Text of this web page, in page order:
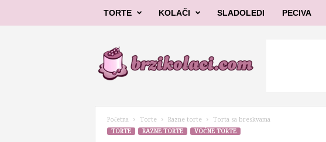
TORTE KOLAČI SLADOLEDI PECIVA
l
Početna Torte Razne torte
Torta sa breskvama
TORTE
RAZNE TORTE VOĆNE TORTE